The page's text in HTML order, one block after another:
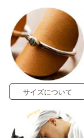
サイズについて